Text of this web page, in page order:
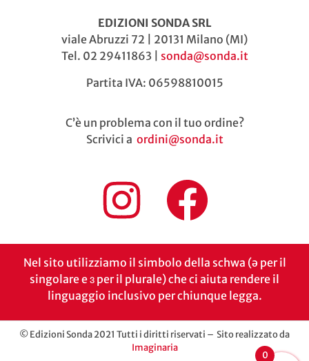
EDIZIONI SONDA SRL
viale Abruzzi 72 | 20131 Milano (MI)
Tel. 02 29411863 | sonda@sonda.it
Partita IVA: 06598810015
C’è un problema con il tuo ordine?
Scrivici a ordini@sonda.it
Nel sito utilizziamo il simbolo della schwa (ə per il
singolare e ɜ per il plurale) che ci aiuta rendere il
linguaggio inclusivo per chiunque legga.
© Edizioni Sonda 2021 Tutti i diritti riservati – Sito realizzato da
Imaginaria
0